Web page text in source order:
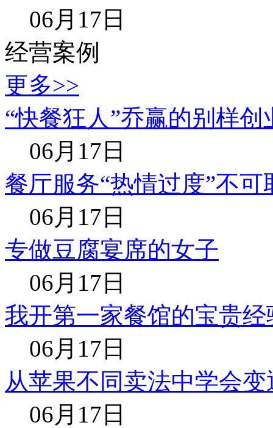
06月17日
经营案例
更多>>
“快餐狂人”乔赢的别样创
06月17日
餐厅服务“热情过度”不可
06月17日
专做豆腐宴席的女子
06月17日
我开第一家餐馆的宝贵经
06月17日
从苹果不同卖法中学会变
06月17日